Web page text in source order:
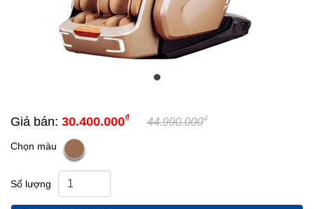
Giá bán: 30.400.000₫ 44.990.000₫
Chọn màu
Số lượng